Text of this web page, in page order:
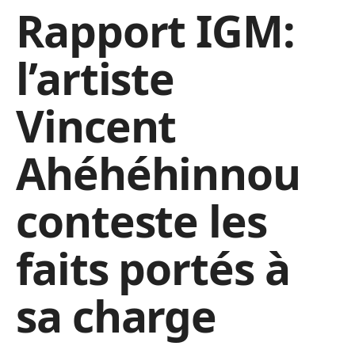
Rapport IGM:
l’artiste
Vincent
Ahéhéhinnou
conteste les
faits portés à
sa charge